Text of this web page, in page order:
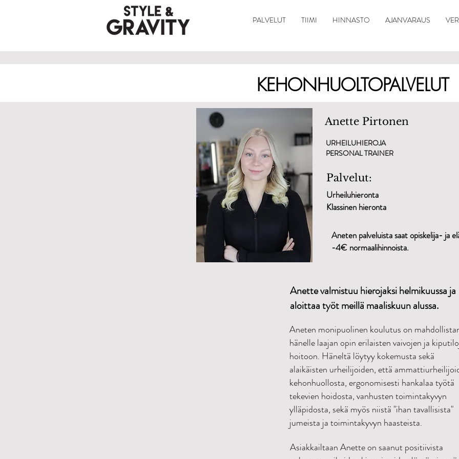
PALVELUT TIIMI HINNASTO AJANVARAUS
KEHONHUOLTOPALVELUT
Anette Pirtonen
URHEILUHIEROJA
PERSONAL TRAINER
Palvelut:
Urheiluhieronta
Klassinen hieronta
Aneten palveluista saat opiskelija- ja
-4€ normaalihinnoista.
Anette valmistuu hierojaksi helmikuussa ja
aloittaa työt meillä maaliskuun alussa.
Aneten monipuolinen koulutus on
hänelle laajan opin erilaisten vaivojen ja
hoitoon. Häneltä löytyy kokemusta sekä
alaikäisten urheilijoiden, että
kehonhuollosta, ergonomisesti hankalaa työtä
tekevien hoidosta, vanhusten toimintakyvyn
ylläpidosta, sekä myös niistä "ihan tavallisista"
jumeista ja toimintakyvyn haasteista.
Asiakkailtaan Anette on saanut positiivista